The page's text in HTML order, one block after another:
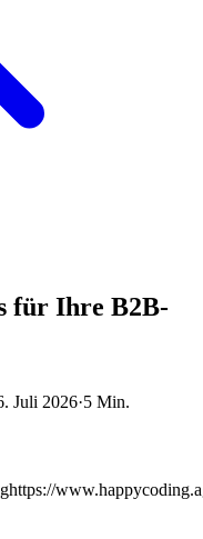
für Ihre B2B-
Juli 2026·5 Min.
https://